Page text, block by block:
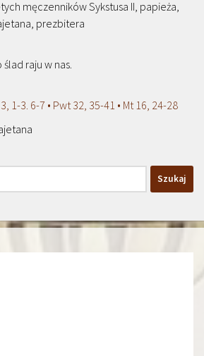
męczenników Sykstusa II, papieża,
prezbitera
raju w nas.
1-3. 6-7 • Pwt 32, 35-41 • Mt 16, 24-28